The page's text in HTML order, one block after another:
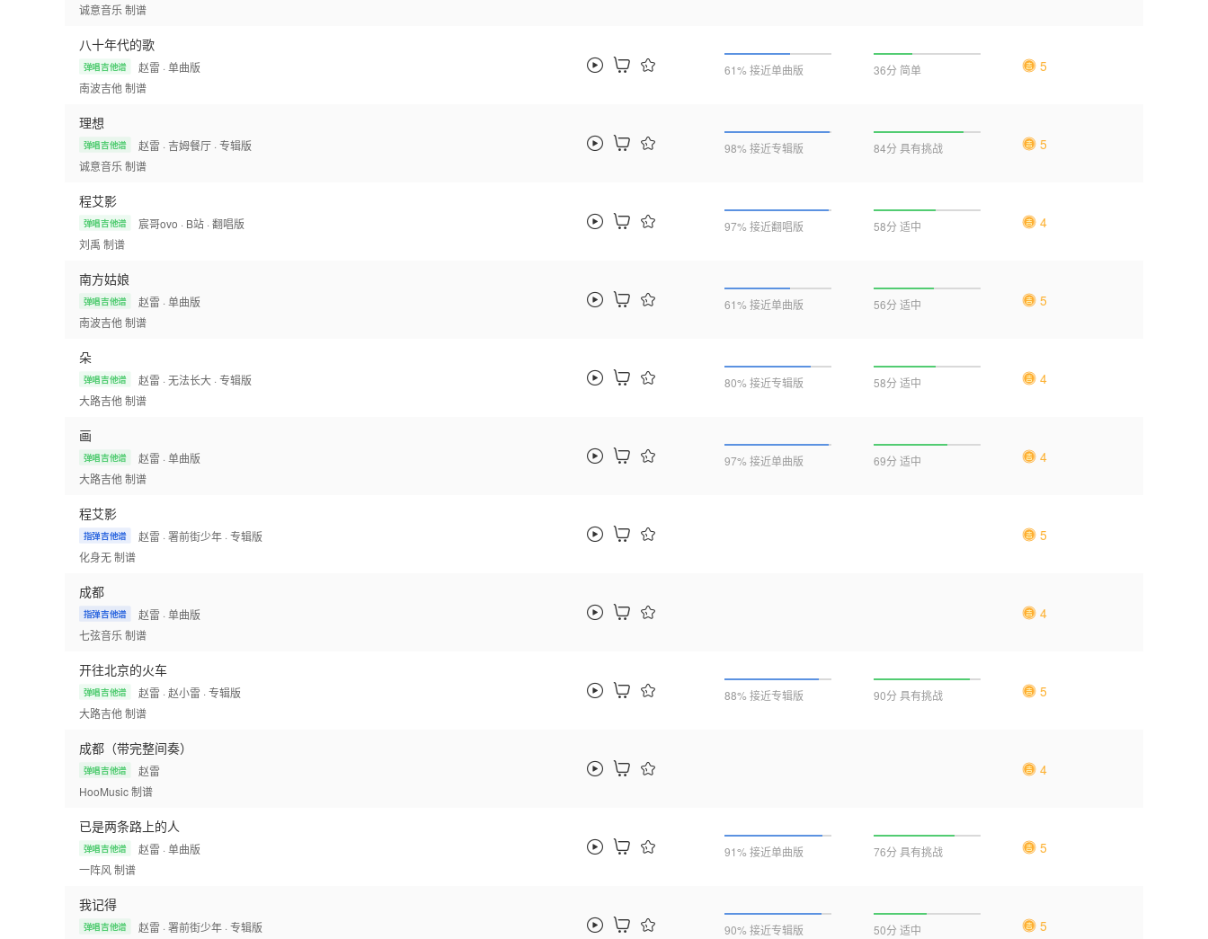
诚意音乐 制谱
八十年代的歌
弹唱吉他谱 赵雷 · 单曲版
南波吉他制谱
61% 接近单曲版 36分 简单 5
理想
弹唱吉他谱 赵雷 · 吉姆餐厅 · 专辑版
诚意音乐 制谱
98% 接近专辑版 84分 具有挑战 5
程艾影
弹唱吉他谱 宸哥ovo · B站 · 翻唱版
刘禹 制谱
97% 接近翻唱版 58分 适中 4
南方姑娘
弹唱吉他谱 赵雷 · 单曲版
南波吉他制谱
61% 接近单曲版 56分 适中 5
朵
弹唱吉他谱 赵雷 · 无法长大 · 专辑版
大路吉他制谱
80% 接近专辑版 58分 适中 4
画
弹唱吉他谱 赵雷 · 单曲版
大路吉他制谱
97% 接近单曲版 69分 适中 4
程艾影
指弹吉他谱 赵雷 · 署前街少年 · 专辑版
化身无制谱
5
成都
指弹吉他谱 赵雷 · 单曲版
七弦音乐 制谱
4
开往北京的火车
弹唱吉他谱 赵雷 · 赵小雷 · 专辑版
大路吉他制谱
88% 接近专辑版 90分 具有挑战 5
成都（带完整间奏）
弹唱吉他谱
赵雷
HooMusic制谱
4
已是两条路上的人
弹唱吉他谱 赵雷 · 单曲版
一阵风制谱
91% 接近单曲版 76分 具有挑战 5
我记得
弹唱吉他谱 赵雷 · 署前街少年 · 专辑版
90% 接近专辑版 50分 适中 5